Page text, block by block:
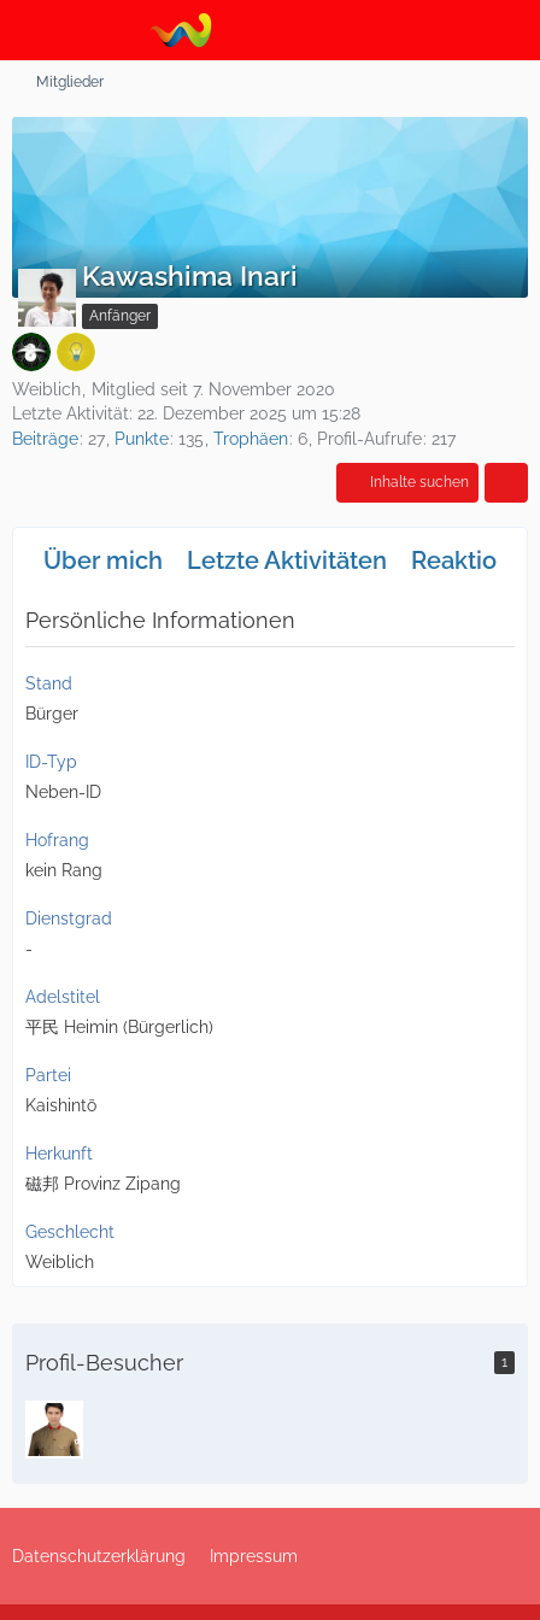
Mitglieder
Kawashima Inari
Anfänger
Weiblich
Mitglied seit 7. November 2020
Letzte Aktivität: 22. Dezember 2025 um 15:28
Beiträge 27 Punkte 135 Trophäen 6 Profil-Aufrufe 217
Inhalte suchen
Über mich Letzte Aktivitäten Reaktionen
Persönliche Informationen
Stand
Bürger
ID-Typ
Neben-ID
Hofrang
kein Rang
Dienstgrad
-
Adelstitel
平民 Heimin (Bürgerlich)
Partei
Kaishintō
Herkunft
磁邦 Provinz Zipang
Geschlecht
Weiblich
Profil-Besucher 1
Datenschutzerklärung Impressum